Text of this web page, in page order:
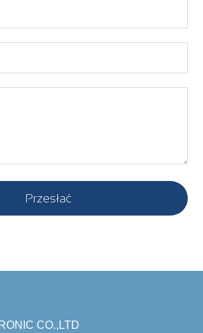
Przesłać